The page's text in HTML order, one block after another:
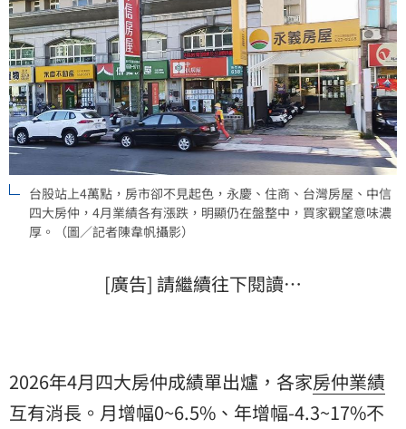
台股站上4萬點，房市卻不見起色，永慶、住商、台灣房屋、中信
四大房仲，4月業績各有漲跌，明顯仍在盤整中，買家觀望意味濃
厚。（圖／記者陳韋帆攝影）
[廣告] 請繼續往下閱讀…
2026年4月四大房仲成績單出爐，各家房仲業績
互有消長。月增幅0~6.5%、年增幅-4.3~17%不